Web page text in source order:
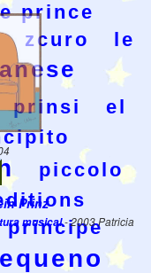
prince
zcuro
le
prinsi
el
piccolo
Prinz
musical- 2003 Patricia